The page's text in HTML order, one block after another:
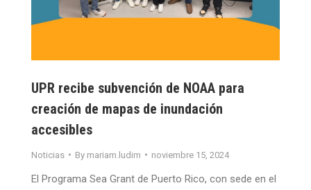
UPR recibe subvención de NOAA para
creación de mapas de inundación
accesibles
Noticias By mariam.ludim noviembre 15, 2024
El Programa Sea Grant de Puerto Rico, con sede en el